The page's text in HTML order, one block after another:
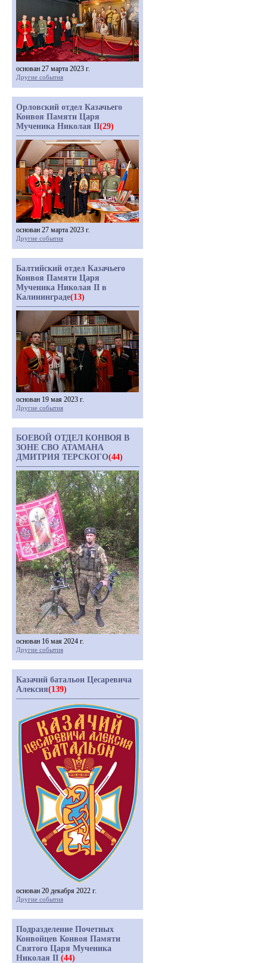
основан 27 марта 2023 г.
Другие события
Орловский отдел Казачьего
Конвоя Памяти Царя
Мученика Николая II(29)
основан 27 марта 2023 г.
Другие события
Балтийский отдел Казачьего
Конвоя Памяти Царя
Мученика Николая II в
Калининграде(13)
основан 19 мая 2023 г.
Другие события
БОЕВОЙ ОТДЕЛ КОНВОЯ В
ЗОНЕ СВО АТАМАНА
ДМИТРИЯ ТЕРСКОГО(44)
основан 16 мая 2024 г.
Другие события
Казачий батальон Цесаревича
Алексия(139)
основан 20 декабря 2022 г.
Другие события
Подразделение Почетных
Конвойцев Конвоя Памяти
Святого Царя Мученика
Николая II (44)